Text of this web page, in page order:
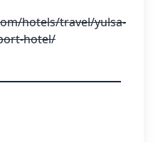
hotels/travel/yulsa-
hotel/